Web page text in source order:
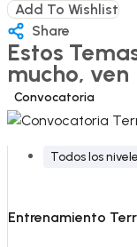
Add To Wishlist
Share
Estos
mucho, ven
Convocatoria
Todos los
Entrenamiento